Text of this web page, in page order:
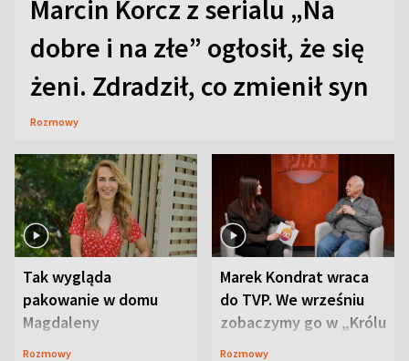
Marcin Korcz z serialu „Na
dobre i na złe” ogłosił, że się
żeni. Zdradził, co zmienił syn
Rozmowy
Tak wygląda
pakowanie w domu
Magdaleny
Waligórskiej-Lisieckiej.
Rozmowy
Marek Kondrat wraca
do TVP. We wrześniu
zobaczymy go w „Królu
Maciusiu I”
Rozmowy